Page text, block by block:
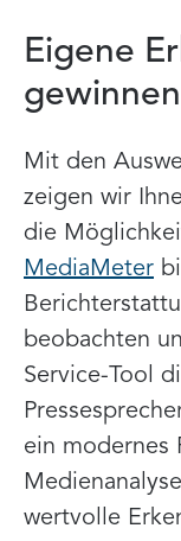
Eigene
gewinnen
Mit den
zeigen wir
die
MediaMeter
beobachten
Service-Tool
ein modernes
wertvolle